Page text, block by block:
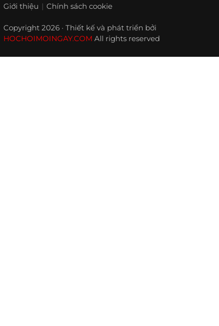
Giới thiệu Chính sách cookie
Copyright 2026 · Thiết kế và phát triển bởi
HOCHOIMOINGAY.COM All rights reserved